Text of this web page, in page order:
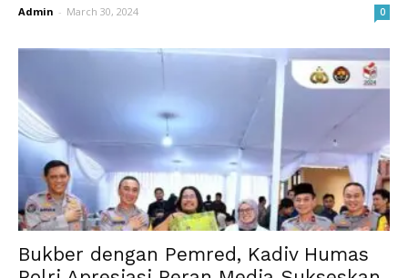
Admin - March 30, 2024 0
Bukber dengan Pemred, Kadiv Humas